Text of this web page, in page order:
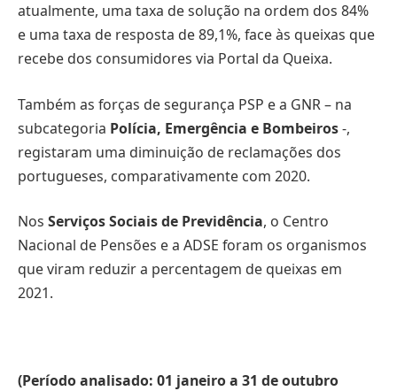
atualmente, uma taxa de solução na ordem dos 84%
e uma taxa de resposta de 89,1%, face às queixas que
recebe dos consumidores via Portal da Queixa.
Também as forças de segurança PSP e a GNR – na
subcategoria Polícia, Emergência e Bombeiros-,
registaram uma diminuição de reclamações dos
portugueses, comparativamente com 2020.
Nos Serviços Sociais de Previdência, o Centro
Nacional de Pensões e a ADSE foram os organismos
que viram reduzir a percentagem de queixas em
2021.
(Período analisado: 01 janeiro a 31 de outubro